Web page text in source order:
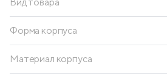
Форма корпуса
Материал корпуса